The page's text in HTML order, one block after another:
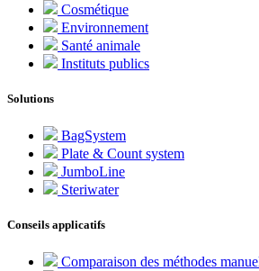
Cosmétique
Environnement
Santé animale
Instituts publics
Solutions
BagSystem
Plate & Count system
JumboLine
Steriwater
Conseils applicatifs
Comparaison des méthodes